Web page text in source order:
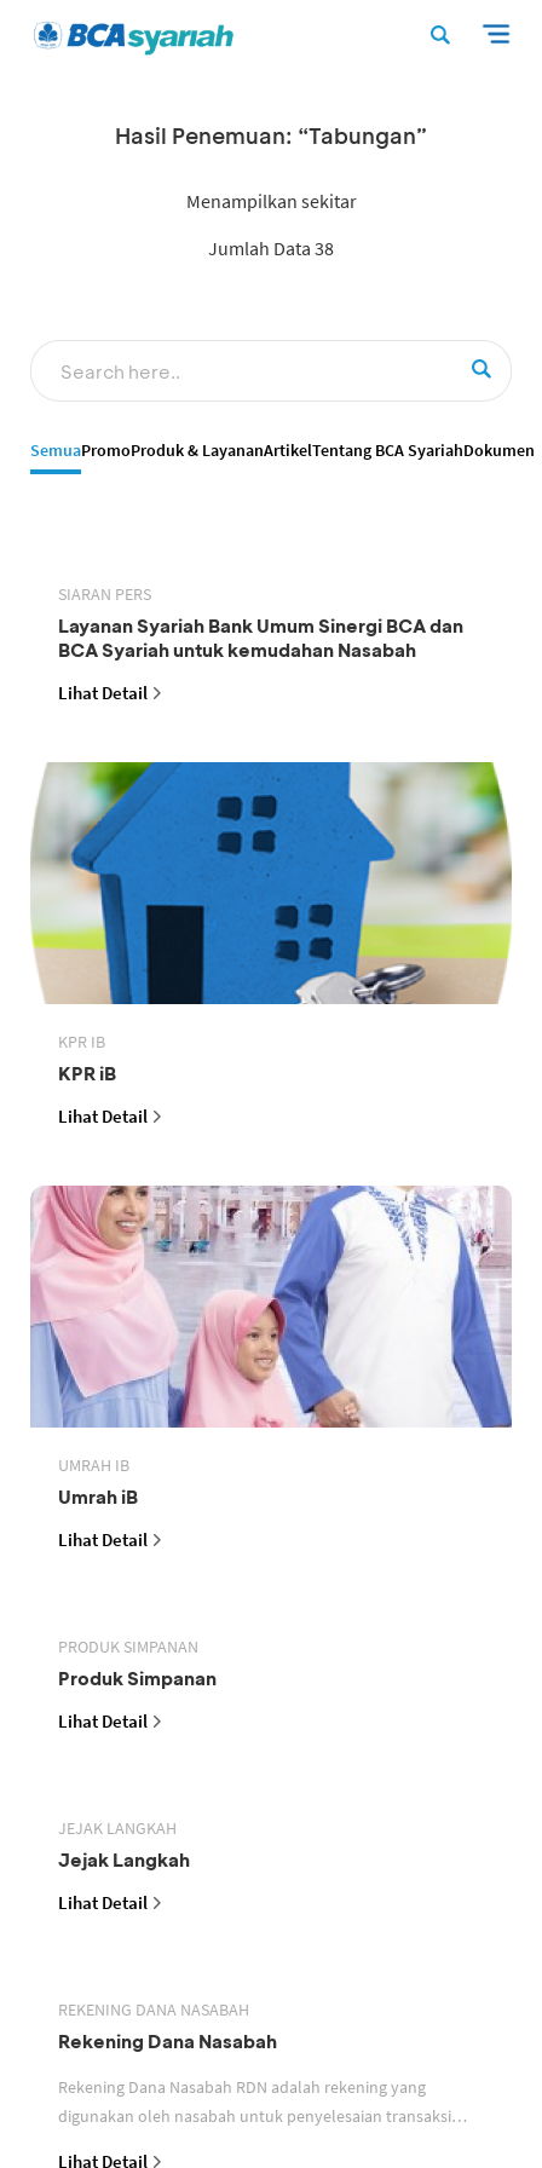
Hasil Penemuan: “Tabungan”
Menampilkan sekitar
Jumlah Data 38
SemuaPromoProduk & LayananArtikelTentang BCA SyariahDokumen
SIARAN PERS
Layanan Syariah Bank Umum Sinergi BCA dan
BCA Syariah untuk kemudahan Nasabah
Lihat Detail
KPR IB
KPR iB
Lihat Detail
UMRAH IB
Umrah iB
Lihat Detail
PRODUK SIMPANAN
Produk Simpanan
Lihat Detail
JEJAK LANGKAH
Jejak Langkah
Lihat Detail
REKENING DANA NASABAH
Rekening Dana Nasabah
Rekening Dana Nasabah RDN adalah rekening yang
digunakan oleh nasabah untuk penyelesaian transaksi
Lihat Detail